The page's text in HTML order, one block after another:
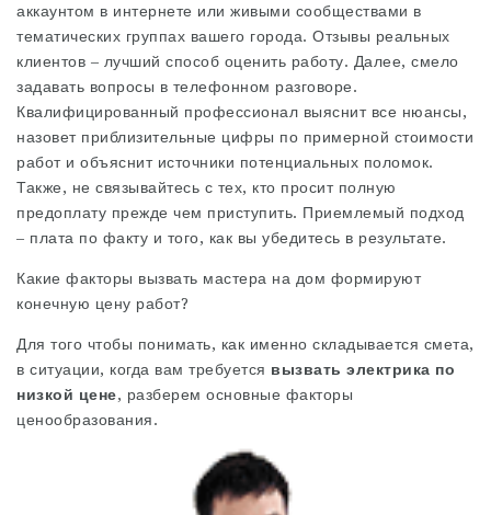
аккаунтом в интернете или живыми сообществами в
тематических группах вашего города. Отзывы реальных
клиентов – лучший способ оценить работу. Далее, смело
задавать вопросы в телефонном разговоре.
Квалифицированный профессионал выяснит все нюансы,
назовет приблизительные цифры по примерной стоимости
работ и объяснит источники потенциальных поломок.
Также, не связывайтесь с тех, кто просит полную
предоплату прежде чем приступить. Приемлемый подход
– плата по факту и того, как вы убедитесь в результате.
Какие факторы вызвать мастера на дом формируют
конечную цену работ?
Для того чтобы понимать, как именно складывается смета,
в ситуации, когда вам требуется вызвать электрика по
низкой цене, разберем основные факторы
ценообразования.